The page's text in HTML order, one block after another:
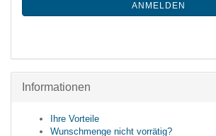
ANMELDEN
Informationen
Ihre Vorteile
Wunschmenge nicht vorrätig?